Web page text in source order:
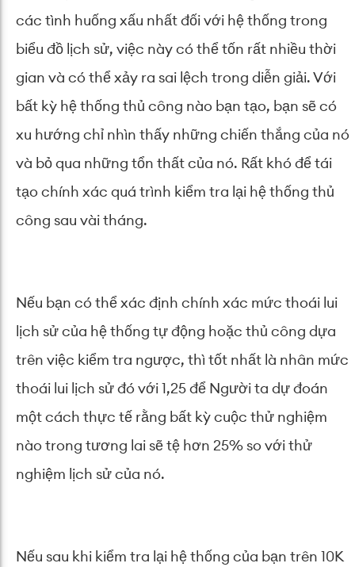
các tình huống xấu nhất đối với hệ thống trong
biểu đồ lịch sử, việc này có thể tốn rất nhiều thời
gian và có thể xảy ra sai lệch trong diễn giải. Với
bất kỳ hệ thống thủ công nào bạn tạo, bạn sẽ có
xu hướng chỉ nhìn thấy những chiến thắng của nó
và bỏ qua những tổn thất của nó. Rất khó để tái
tạo chính xác quá trình kiểm tra lại hệ thống thủ
công sau vài tháng.
Nếu bạn có thể xác định chính xác mức thoái lui
lịch sử của hệ thống tự động hoặc thủ công dựa
trên việc kiểm tra ngược, thì tốt nhất là nhân mức
thoái lui lịch sử đó với 1,25 để Người ta dự đoán
một cách thực tế rằng bất kỳ cuộc thử nghiệm
nào trong tương lai sẽ tệ hơn 25% so với thử
nghiệm lịch sử của nó.
Nếu sau khi kiểm tra lại hệ thống của bạn trên 10K